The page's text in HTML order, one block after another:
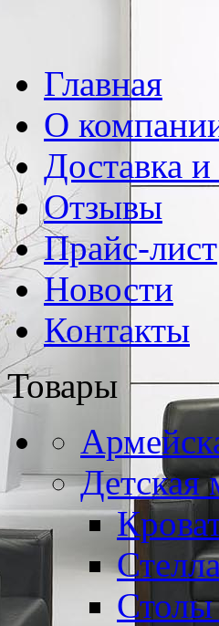
Главная
О
Доставка и
Отзывы
Прайс-лист
Новости
Контакты
Товары
Детская
Столы